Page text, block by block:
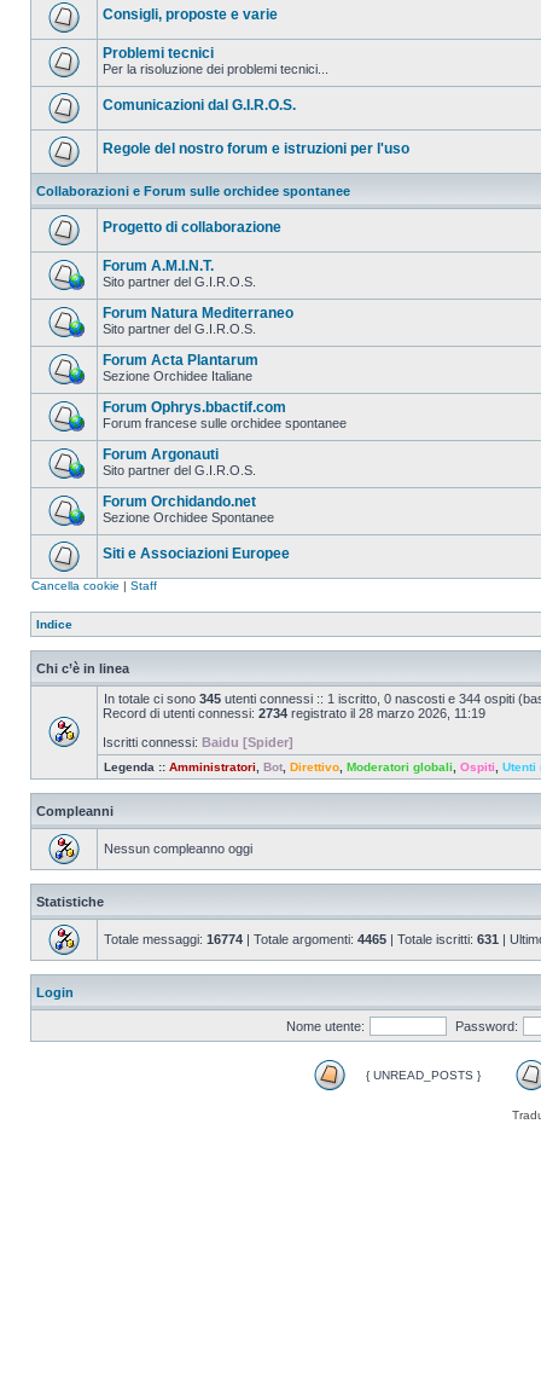
Consigli, proposte e varie
Problemi tecnici
Per la risoluzione dei problemi tecnici...
Comunicazioni dal G.I.R.O.S.
Regole del nostro forum e istruzioni per l'uso
Collaborazioni e Forum sulle orchidee spontanee
Progetto di collaborazione
Forum A.M.I.N.T.
Sito partner del G.I.R.O.S.
Forum Natura Mediterraneo
Sito partner del G.I.R.O.S.
Forum Acta Plantarum
Sezione Orchidee Italiane
Forum Ophrys.bbactif.com
Forum francese sulle orchidee spontanee
Forum Argonauti
Sito partner del G.I.R.O.S.
Forum Orchidando.net
Sezione Orchidee Spontanee
Siti e Associazioni Europee
Cancella cookie | Staff
Indice
Chi c’è in linea
In totale ci sono 345 utenti connessi :: 1 iscritto, 0 nascosti e 344 ospiti
Record di utenti connessi: 2734 registrato il 28 marzo 2026, 11:19
Iscritti connessi: Baidu [Spider]
Legenda :: Amministratori Bot Direttivo Moderatori globali Ospiti Utenti
Compleanni
Nessun compleanno oggi
Statistiche
Totale messaggi: 16774 | Totale argomenti: 4465 | Totale iscritti: 631 |
Login
Nome utente: Password:
{ UNREAD_POSTS }